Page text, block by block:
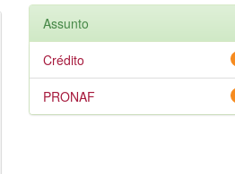
Assunto
Crédito
PRONAF